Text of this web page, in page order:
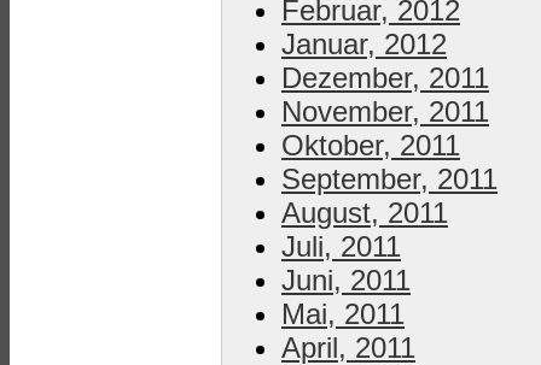
Februar, 2012
Januar, 2012
Dezember, 2011
November, 2011
Oktober, 2011
September, 2011
August, 2011
Juli, 2011
Juni, 2011
Mai, 2011
April, 2011